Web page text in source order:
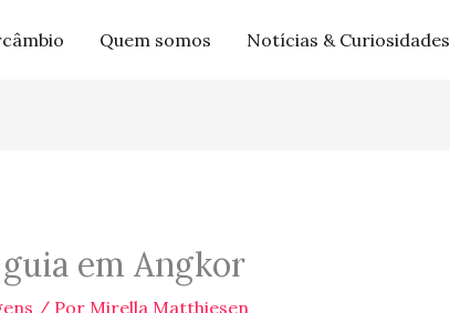
Quem somos Notícias & Curiosidades
em Angkor
/ Por Mirella Matthiesen